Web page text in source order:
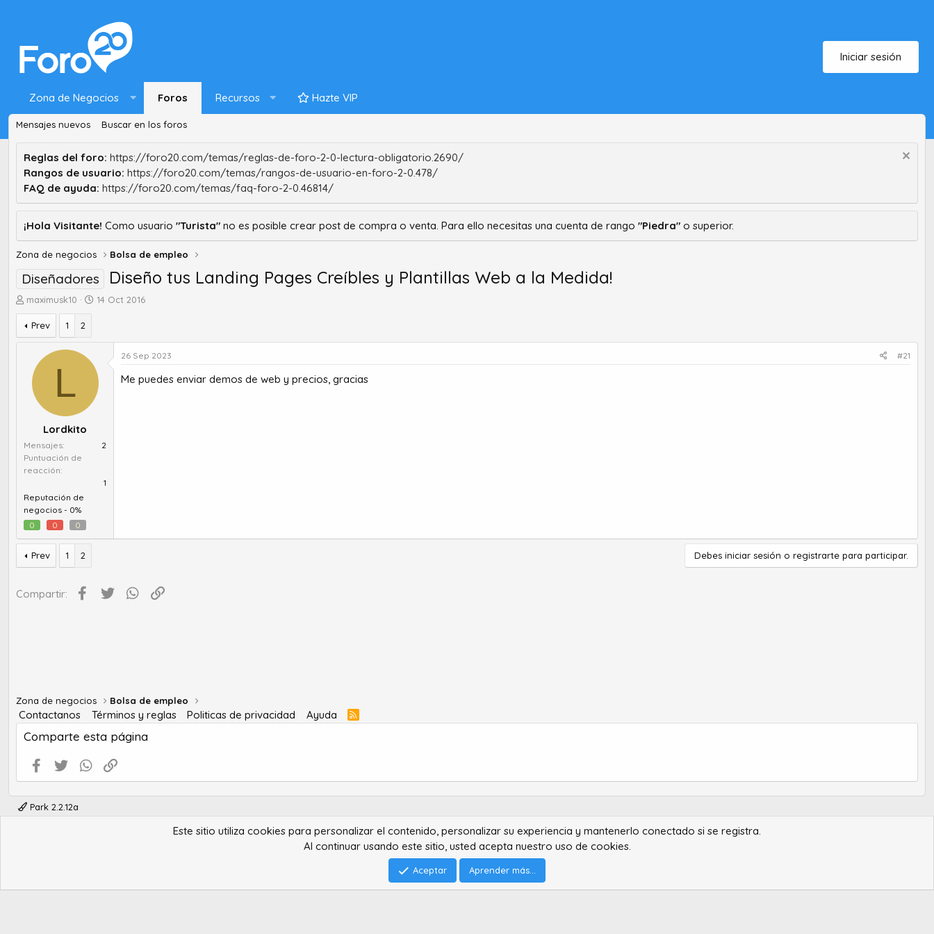
Iniciar sesión
Zona de Negocios Foros Recursos Hazte VIP
Mensajes nuevos Buscar en los foros
Reglas del foro: https://foro20.com/temas/reglas-de-foro-2-0-lectura-obligatorio.2690/
Rangos de usuario: https://foro20.com/temas/rangos-de-usuario-en-foro-2-0.478/
FAQ de ayuda: https://foro20.com/temas/faq-foro-2-0.46814/
¡Hola Visitante! Como usuario "Turista" no es posible crear post de compra o venta. Para ello necesitas una cuenta de rango "Piedra" o superior.
Zona de negocios Bolsa de empleo
Diseñadores Diseño tus Landing Pages Creíbles y Plantillas Web a la Medida!
A
u
t
o
maximusk10
F
e
i
14 Oct 2016
Prev 1 2
L
Lordkito
Mensajes
2
Puntuación de
reacción
1
Reputación de
negocios - 0%
0
0 0
26 Sep 2023 #21
Me puedes enviar demos de web y precios, gracias
Prev 1 2 Debes iniciar sesión o registrarte para participar.
Compartir: Facebook
Twitter WhatsApp
Zona de negocios Bolsa de empleo
Contactanos Términos y reglas Politicas de privacidad Ayuda
S
Comparte esta página
Facebook
Twitter WhatsApp
Park 2.2.12a
Community platform by XenForo © 2010-2022 XenForo Ltd.
Advanced Forum Stats by AddonFlare - Premium XF2 Addons
Park theme made byStylesFactory.pl
Este sitio utiliza cookies para personalizar el contenido, personalizar su experiencia y mantenerlo conectado si se registra.
Al continuar usando este sitio, usted acepta nuestro uso de cookies.
Aceptar Aprender más...